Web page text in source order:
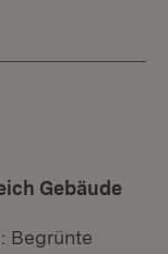
Gebäude
Begrünte